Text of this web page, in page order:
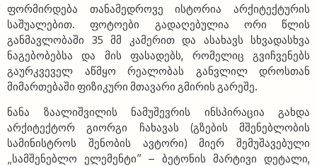
ფორმირდება თანამედროვე ისტორია არქიტექტურის
საშუალებით. ფოტოები გადაღებულია ორი წლის
განმავლობაში 35 მმ კამერით და ასახავს სხვადასხვა
ნაგებობებსა და მის ფასადებს, რომელიც გვიჩვენებს
გაურკვეველ აწმყო რეალობას განვლილ დროსთან
მიმართებაში ფიზიკური მთავარი გმირის გარეშე.
ნანა ზაალიშვილის ნამუშევრის ინსპირაცია გახდა
არქიტექტორ გიორგი ჩახავას (გზების მშენებლობის
სამინისტროს შენობის ავტორი) მიერ შემუშავებული
„სამშენებლო ელემენტი” – ბეტონის მარტივი დეტალი,